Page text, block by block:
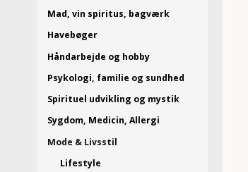
Mad, vin spiritus, bagværk
Havebøger
Håndarbejde og hobby
Psykologi, familie og sundhed
Spirituel udvikling og mystik
Sygdom, Medicin, Allergi
Mode & Livsstil
Lifestyle